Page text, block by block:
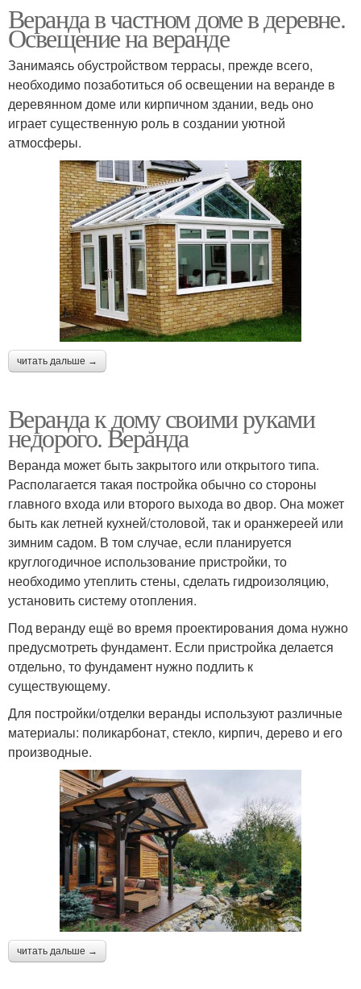
Веранда в частном доме в деревне.
Освещение на веранде
Занимаясь обустройством террасы, прежде всего,
необходимо позаботиться об освещении на веранде в
деревянном доме или кирпичном здании, ведь оно
играет существенную роль в создании уютной
атмосферы.
читать дальше →
Веранда к дому своими руками
недорого. Веранда
Веранда может быть закрытого или открытого типа.
Располагается такая постройка обычно со стороны
главного входа или второго выхода во двор. Она может
быть как летней кухней/столовой, так и оранжереей или
зимним садом. В том случае, если планируется
круглогодичное использование пристройки, то
необходимо утеплить стены, сделать гидроизоляцию,
установить систему отопления.
Под веранду ещё во время проектирования дома нужно
предусмотреть фундамент. Если пристройка делается
отдельно, то фундамент нужно подлить к
существующему.
Для постройки/отделки веранды используют различные
материалы: поликарбонат, стекло, кирпич, дерево и его
производные.
читать дальше →